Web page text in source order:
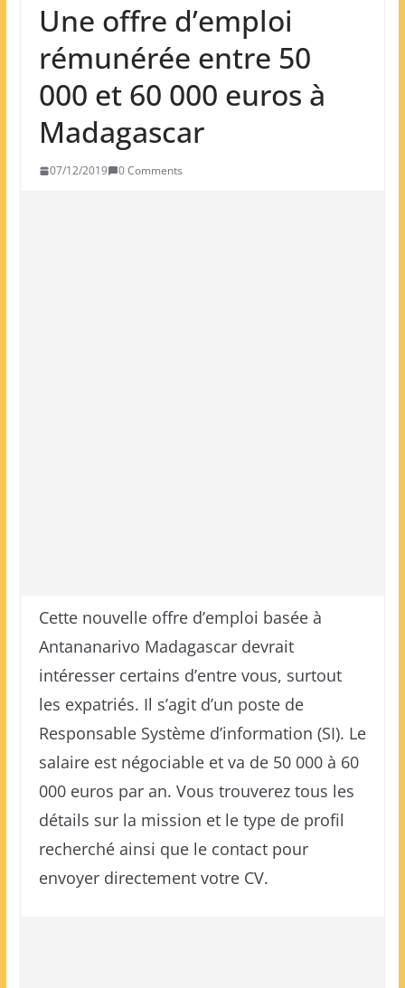
Une offre d’emploi
rémunérée entre 50
000 et 60 000 euros à
Madagascar
07/12/2019 0 Comments
Cette nouvelle offre d’emploi basée à
Antananarivo Madagascar devrait
intéresser certains d’entre vous, surtout
les expatriés. Il s’agit d’un poste de
Responsable Système d’information (SI). Le
salaire est négociable et va de 50 000 à 60
000 euros par an. Vous trouverez tous les
détails sur la mission et le type de profil
recherché ainsi que le contact pour
envoyer directement votre CV.